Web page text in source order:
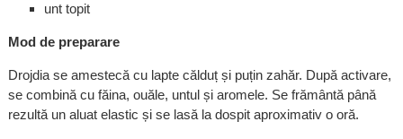
unt topit
Mod de preparare
Drojdia se amestecă cu lapte călduț și puțin zahăr. După activare,
se combină cu făina, ouăle, untul și aromele. Se frământă până
rezultă un aluat elastic și se lasă la dospit aproximativ o oră.